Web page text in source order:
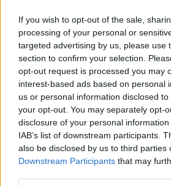
If you wish to opt-out of the sale,
processing of your personal or
targeted advertising by us, please use
section to confirm your selection.
opt-out request is processed you may
interest-based ads based on personal
us or personal information disclosed
your opt-out. You may separately opt-
disclosure of your personal
IAB’s list of downstream participants.
also be disclosed by us to third parties
Downstream Participants that may
PDF (Lazarus)
PUSL (D. Voiculescu)
PNȚCD (Pavelescu)
PNCR (Terheș)
Partidul Patrioților (Surugiu)
FAR (Coarnă)
România pe Primul Loc (Ponta)
Altul